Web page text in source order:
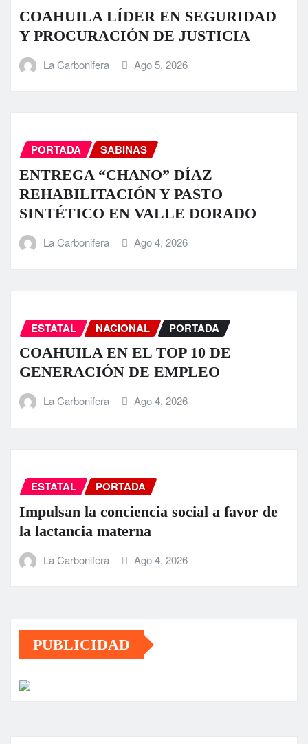
COAHUILA LÍDER EN SEGURIDAD
Y PROCURACIÓN DE JUSTICIA
La Carbonifera Ago 5, 2026
PORTADA SABINAS
ENTREGA “CHANO” DÍAZ
REHABILITACIÓN Y PASTO
SINTÉTICO EN VALLE DORADO
La Carbonifera Ago 4, 2026
ESTATAL NACIONAL PORTADA
COAHUILA EN EL TOP 10 DE
GENERACIÓN DE EMPLEO
La Carbonifera Ago 4, 2026
ESTATAL PORTADA
Impulsan la conciencia social a favor de
la lactancia materna
La Carbonifera Ago 4, 2026
PUBLICIDAD